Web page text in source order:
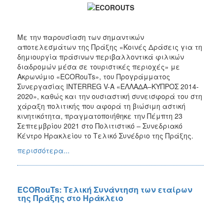
Παλαιότερα
Έργα
ΤΟΠΟΣ
ΠΟΛΙΤΙΣΜΟΣ
ΑΝΘΕΚΤΙΚΗ
ΠΟΛΗ
Με την παρουσίαση των σημαντικών
αποτελεσμάτων της Πράξης «Κοινές Δράσεις για τη
δημιουργία πράσινων περιβαλλοντικά φιλικών
διαδρομών μέσα σε τουριστικές περιοχές» με
Ακρωνύμιο «ECORouTs», του Προγράμματος
Συνεργασίας INTERREG V-A «ΕΛΛΑΔΑ–ΚΥΠΡΟΣ 2014-
2020», καθώς και την ουσιαστική συνεισφορά του στη
χάραξη πολιτικής που αφορά τη βιώσιμη αστική
κινητικότητα, πραγματοποιήθηκε την Πέμπτη 23
Σεπτεμβρίου 2021 στο Πολιτιστικό – Συνεδριακό
Κέντρο Ηρακλείου το Τελικό Συνέδριο της Πράξης.
περισσότερα...
ECORouTs: Τελική Συνάντηση των εταίρων
της Πράξης στο Ηράκλειο